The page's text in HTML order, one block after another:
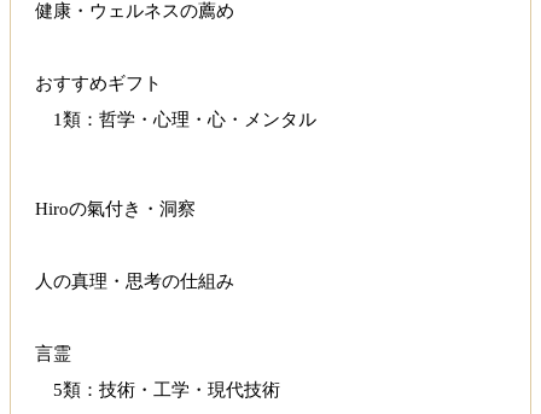
健康・ウェルネスの薦め
おすすめギフト
1類：哲学・心理・心・メンタル
Hiroの氣付き・洞察
人の真理・思考の仕組み
言霊
5類：技術・工学・現代技術